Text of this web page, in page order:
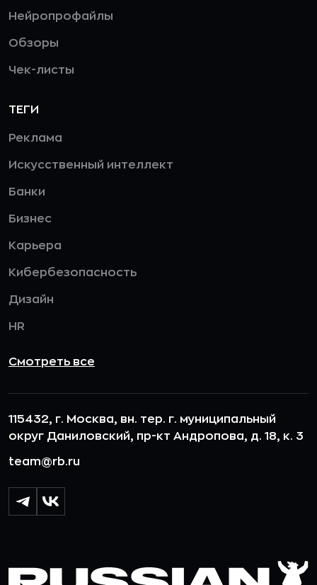
Нейропрофайлы
Обзоры
Чек-листы
ТЕГИ
Реклама
Искусственный интеллект
Банки
Бизнес
Карьера
Кибербезопасность
Дизайн
HR
Смотреть все
115432, г. Москва, вн. тер. г. муниципальный
округ Даниловский, пр-кт Андропова, д. 18, к. 3
team@rb.ru